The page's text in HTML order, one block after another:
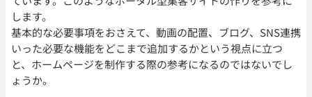
します。
基本的な必要事項をおさえて、動画の配置、ブログ、SNS連携
いった必要な機能をどこまで追加するかという視点に立つ
と、ホームページを制作する際の参考になるのではないでし
ょうか。